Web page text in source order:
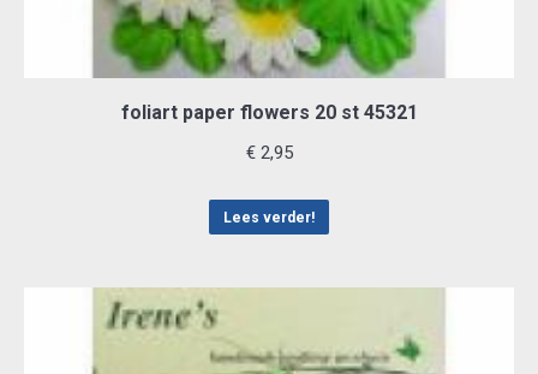
foliart paper flowers 20 st 45321
€2,95
Lees verder!